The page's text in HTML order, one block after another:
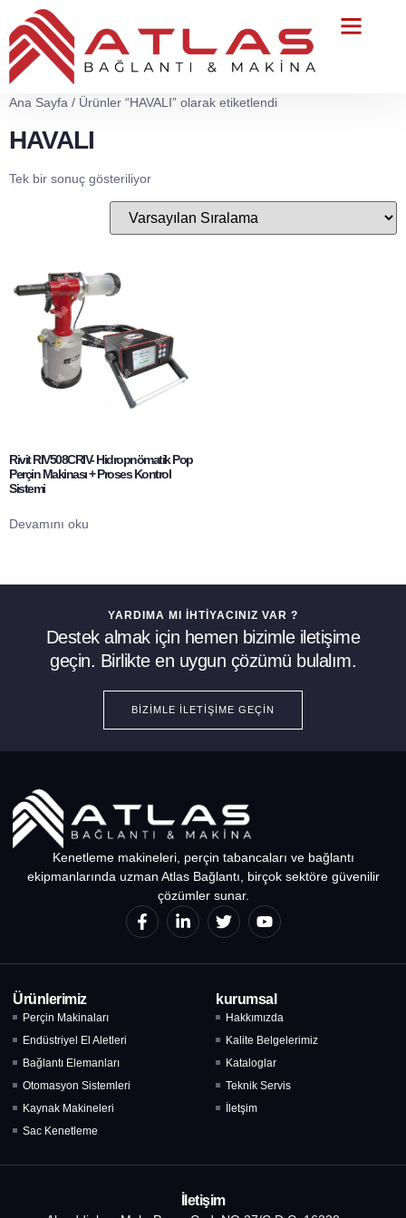
Ana Sayfa / Ürünler “HAVALI” olarak etiketlendi
HAVALI
Tek bir sonuç gösteriliyor
Rivit RIV508CRIV- Hidropnömatik Pop
Perçin Makinası + Proses Kontrol
Sistemi
Devamını oku
YARDIMA MI İHTIYACINIZ VAR ?
Destek almak için hemen bizimle iletişime
geçin. Birlikte en uygun çözümü bulalım.
BIZIMLE İLETIŞIME GEÇIN
Kenetleme makineleri, perçin tabancaları ve bağlantı
ekipmanlarında uzman Atlas Bağlantı, birçok sektöre güvenilir
çözümler sunar.
Ürünlerimiz
Perçin Makinaları
Endüstriyel El Aletleri
Bağlantı Elemanları
Otomasyon Sistemleri
Kaynak Makineleri
Sac Kenetleme
kurumsal
Hakkımızda
Kalite Belgelerimiz
Kataloglar
Teknik Servis
İletşim
İletişim